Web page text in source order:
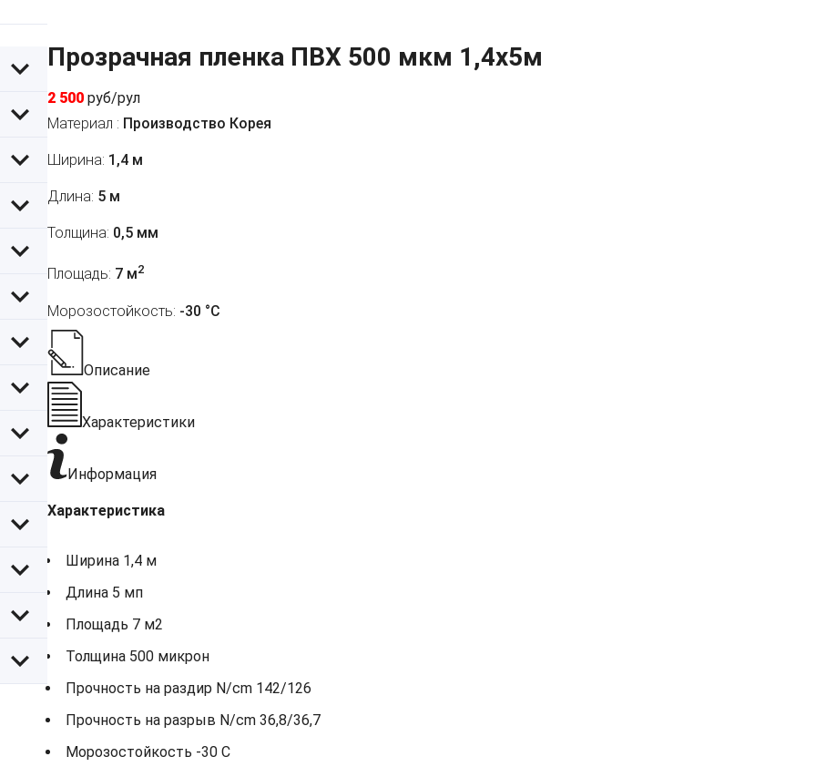
Прозрачная пленка ПВХ 500 мкм 1,4x5м
2 500 руб/рул
Материал : Производство Корея
Ширина: 1,4 м
Длина: 5 м
Толщина: 0,5 мм
Площадь: 7 м2
Морозостойкость: -30 °С
Описание
Характеристики
Информация
Характеристика
Ширина 1,4 м
Длина 5 мп
Площадь 7 м2
Толщина 500 микрон
Прочность на раздир N/cm 142/126
Прочность на разрыв N/cm 36,8/36,7
Морозостойкость -30 С